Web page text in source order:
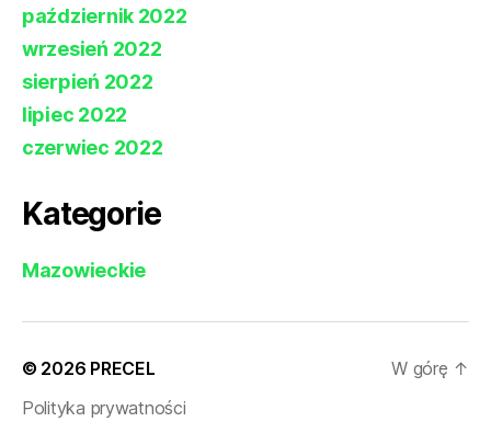
październik 2022
wrzesień 2022
sierpień 2022
lipiec 2022
czerwiec 2022
Kategorie
Mazowieckie
© 2026 PRECEL
Polityka prywatności
W górę ↑